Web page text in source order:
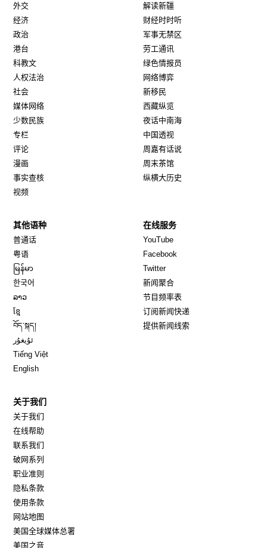
外交
经济
政治
港台
科教文
人权法治
社会
媒体网络
少数民族
专栏
评论
漫画
事实查核
视频
解读新疆
财经时时听
军事无禁区
劳工通讯
绿色情报员
网络博弈
新移民
西藏纵览
夜话中南海
中国透视
周嘉有话说
周末茶馆
纵横大历史
其他语种
普通话
粤语
မြန်မာ
한국어
ລາວ
ខ្មែ
བོད་སྐད།
ئۇيغۇر
Tiếng Việt
English
在线服务
YouTube
Facebook
TwitterOpens in new window
新闻聚合
节目频率表
订阅新闻快递
提供新闻线索
关于我们
关于我们
在线帮助
联系我们
破网系列
职业准则
隐私条款
使用条款
网站地图
美国全球媒体总署
美国之音